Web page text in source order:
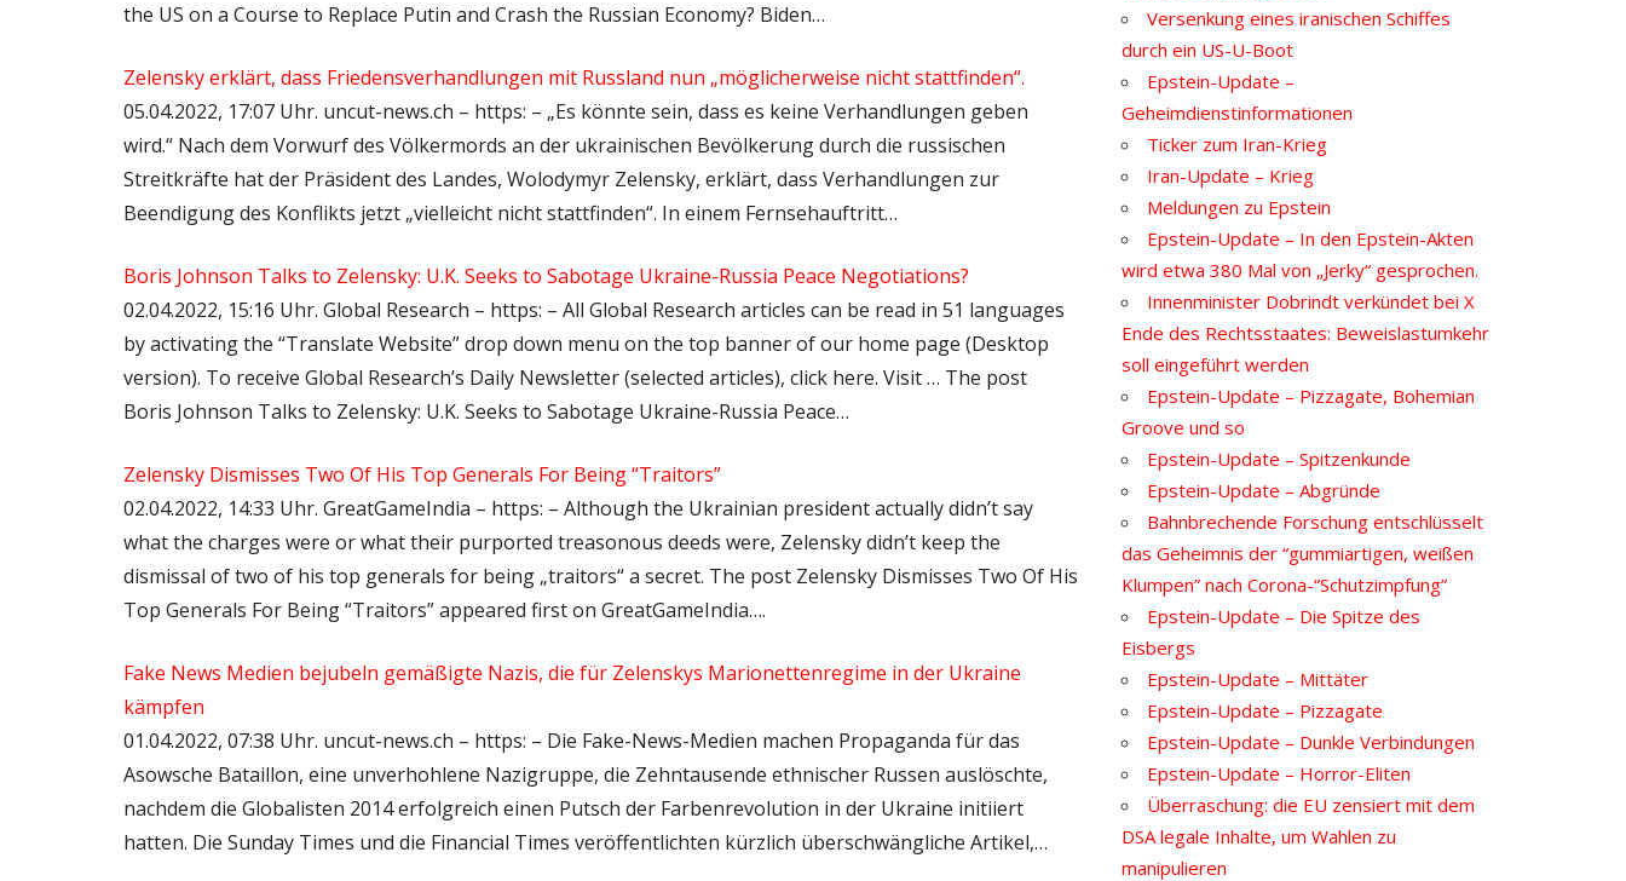
the US on a Course to Replace Putin and Crash the Russian Economy? Biden…
Zelensky erklärt, dass Friedensverhandlungen mit Russland nun „möglicherweise nicht stattfinden“.
05.04.2022, 17:07 Uhr. uncut-news.ch – https: – „Es könnte sein, dass es keine Verhandlungen geben
wird.“ Nach dem Vorwurf des Völkermords an der ukrainischen Bevölkerung durch die russischen
Streitkräfte hat der Präsident des Landes, Wolodymyr Zelensky, erklärt, dass Verhandlungen zur
Beendigung des Konflikts jetzt „vielleicht nicht stattfinden“. In einem Fernsehauftritt…
Boris Johnson Talks to Zelensky: U.K. Seeks to Sabotage Ukraine-Russia Peace Negotiations?
02.04.2022, 15:16 Uhr. Global Research – https: – All Global Research articles can be read in 51 languages
by activating the “Translate Website” drop down menu on the top banner of our home page (Desktop
version). To receive Global Research’s Daily Newsletter (selected articles), click here. Visit … The post
Boris Johnson Talks to Zelensky: U.K. Seeks to Sabotage Ukraine-Russia Peace…
Zelensky Dismisses Two Of His Top Generals For Being “Traitors”
02.04.2022, 14:33 Uhr. GreatGameIndia – https: – Although the Ukrainian president actually didn’t say
what the charges were or what their purported treasonous deeds were, Zelensky didn’t keep the
dismissal of two of his top generals for being „traitors“ a secret. The post Zelensky Dismisses Two Of His
Top Generals For Being “Traitors” appeared first on GreatGameIndia….
Fake News Medien bejubeln gemäßigte Nazis, die für Zelenskys Marionettenregime in der Ukraine
kämpfen
01.04.2022, 07:38 Uhr. uncut-news.ch – https: – Die Fake-News-Medien machen Propaganda für das
Asowsche Bataillon, eine unverhohlene Nazigruppe, die Zehntausende ethnischer Russen auslöschte,
nachdem die Globalisten 2014 erfolgreich einen Putsch der Farbenrevolution in der Ukraine initiiert
hatten. Die Sunday Times und die Financial Times veröffentlichten kürzlich überschwängliche Artikel,…
Versenkung eines iranischen Schiffes
durch ein US-U-Boot
Epstein-Update –
Geheimdienstinformationen
Ticker zum Iran-Krieg
Iran-Update – Krieg
Meldungen zu Epstein
Epstein-Update – In den Epstein-Akten
wird etwa 380 Mal von „Jerky“ gesprochen.
Innenminister Dobrindt verkündet bei X
Ende des Rechtsstaates: Beweislastumkehr
soll eingeführt werden
Epstein-Update – Pizzagate, Bohemian
Groove und so
Epstein-Update – Spitzenkunde
Epstein-Update – Abgründe
Bahnbrechende Forschung entschlüsselt
das Geheimnis der “gummiartigen, weißen
Klumpen” nach Corona-“Schutzimpfung”
Epstein-Update – Die Spitze des
Eisbergs
Epstein-Update – Mittäter
Epstein-Update – Pizzagate
Epstein-Update – Dunkle Verbindungen
Epstein-Update – Horror-Eliten
Überraschung: die EU zensiert mit dem
DSA legale Inhalte, um Wahlen zu
manipulieren